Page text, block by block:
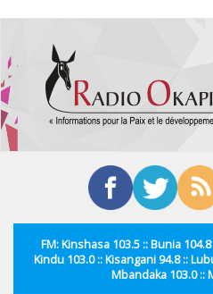
contenu
principal
FM: Kinshasa 103.5 :: Bunia
Kindu 103.0 :: Kisangani 94.8 ::
Mbandaka 103.0 ::